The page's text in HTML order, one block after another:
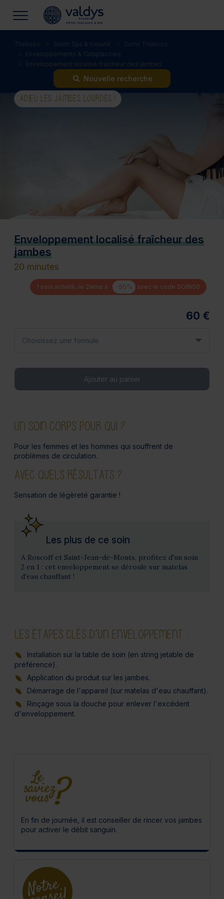
Thalasso Soins Spa & beauté
Soins Thalasso
Enveloppements & Cataplasmes
Enveloppement localisé fraîcheur des jambes
Nouvelle recherche
ADIEU LES JAMBES LOURDES !
Enveloppement localisé fraîcheur des
jambes
20 minutes
1 soin acheté, le 2ème à -50% avec le code SOIN50
60 €
Choisissez une formule
Ajouter au panier
UN SOIN CORPS POUR QUI ?
Pour les femmes et les hommes qui souffrent de
problèmes de circulation.
AVEC QUELS RÉSULTATS ?
Sensation de légèreté garantie !
Les plus de ce soin
A Roscoff et Saint-Jean-de-Monts, profitez d'un soin
2 en 1 : cet enveloppement se déroule sur matelas
d'eau chauffant !
LES ÉTAPES CLÉS D’UN ENVELOPPEMENT :
Installation sur la table de soin (en string jetable de
préférence).
Application du produit sur les jambes.
Démarrage de l'appareil (sur matelas d'eau chauffant).
Rinçage sous la douche pour enlever l'excédent
d'enveloppement.
En fin de journée, il est conseiller de rincer vos jambes
pour activer le débit sanguin.